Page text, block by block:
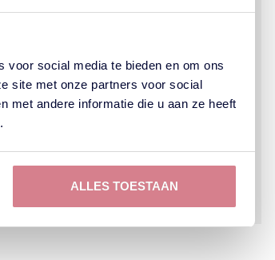
voor social media te bieden en om ons
site met onze partners voor social
met andere informatie die u aan ze heeft
ALLES TOESTAAN
- 43971332